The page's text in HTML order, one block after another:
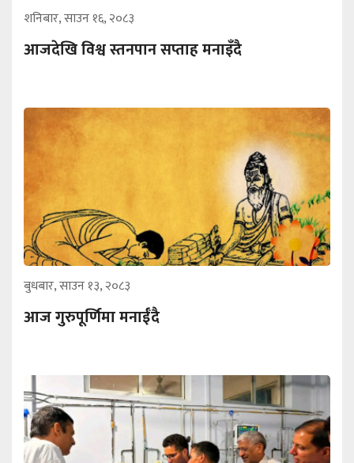
शनिबार, साउन १६, २०८३
आजदेखि विश्व स्तनपान सप्ताह मनाइँदै
बुधबार, साउन १३, २०८३
आज गुरुपूर्णिमा मनाईँदै